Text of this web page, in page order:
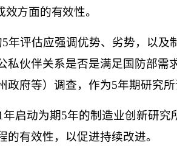
方面的有效性。
5年评估应强调优势、劣势，以及
私伙伴关系是否是满足国防部
政府等）调查，作为5年期研究所
年启动为期5年的制造业创新研究
有效性，以促进持续改进。